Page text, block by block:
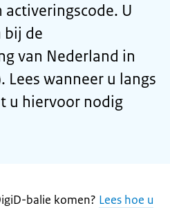
U
bij de
van Nederland in
Lees wanneer u langs
u hiervoor nodig
balie komen? Lees hoe u